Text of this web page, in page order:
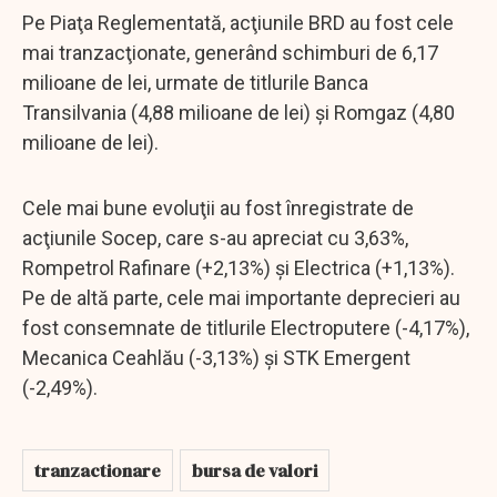
Pe Piaţa Reglementată, acţiunile BRD au fost cele
mai tranzacţionate, generând schimburi de 6,17
milioane de lei, urmate de titlurile Banca
Transilvania (4,88 milioane de lei) şi Romgaz (4,80
milioane de lei).
Cele mai bune evoluţii au fost înregistrate de
acţiunile Socep, care s-au apreciat cu 3,63%,
Rompetrol Rafinare (+2,13%) şi Electrica (+1,13%).
Pe de altă parte, cele mai importante deprecieri au
fost consemnate de titlurile Electroputere (-4,17%),
Mecanica Ceahlău (-3,13%) şi STK Emergent
(-2,49%).
tranzactionare
bursa de valori